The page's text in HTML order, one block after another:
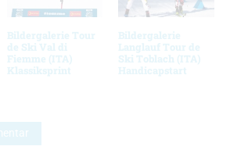
Bildergalerie Tour
de Ski Val di
Fiemme (ITA)
Klassiksprint
Bildergalerie
Langlauf Tour de
Ski Toblach (ITA)
Handicapstart